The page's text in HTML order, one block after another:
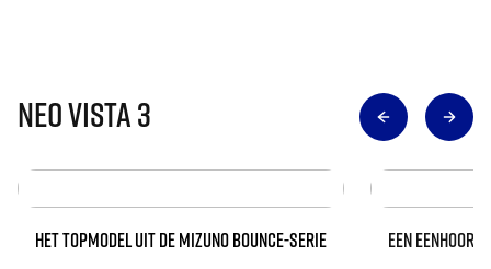
Neo Vista 3
HET TOPMODEL UIT DE MIZUNO BOUNCE-SERIE EEN